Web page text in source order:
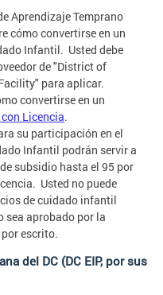
Aprendizaje Temprano
cómo convertirse en un
Infantil. Usted debe
de "District of
para aplicar.
convertirse en un
Licencia.
su participación en el
Infantil podrán servir a
subsidio hasta el 95 por
Usted no puede
de cuidado infantil
sea aprobado por la
escrito.
del DC (DC EIP, por sus